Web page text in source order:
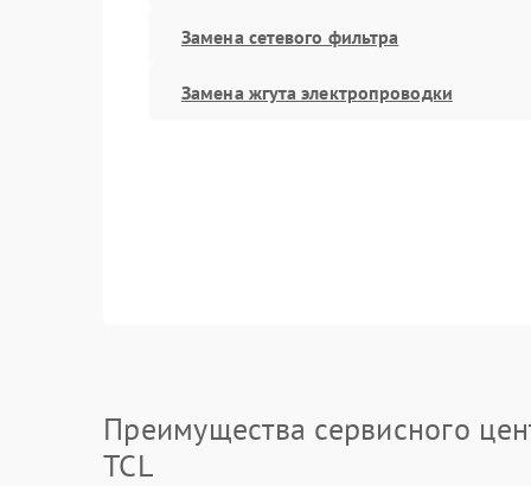
Замена сетевого фильтра
Замена жгута электропроводки
Преимущества сервисного
TCL